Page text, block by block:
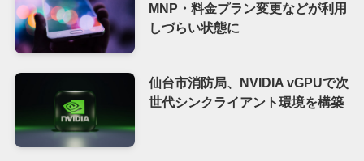
MNP・料金プラン変更などが利用
しづらい状態に
仙台市消防局、NVIDIA vGPUで次
世代シンクライアント環境を構築